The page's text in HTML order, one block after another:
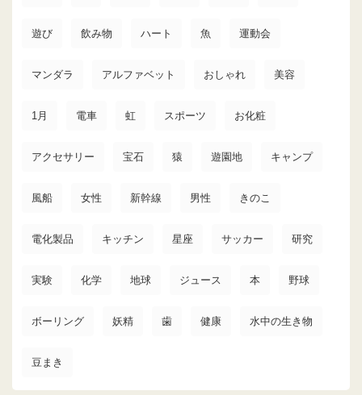
遊び 飲み物 ハート 魚 運動会
マンダラ アルファベット おしゃれ 美容
1月 電車 虹 スポーツ お化粧
アクセサリー 宝石 猿 遊園地 キャンプ
風船 女性 新幹線 男性 きのこ
電化製品 キッチン 星座 サッカー 研究
実験 化学 地球 ジュース 本 野球
ボーリング 妖精 歯 健康 水中の生き物
豆まき